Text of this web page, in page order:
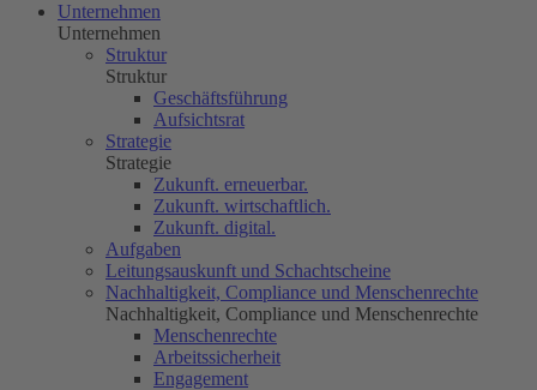
Unternehmen
Unternehmen
Struktur
Struktur
Geschäftsführung
Aufsichtsrat
Strategie
Strategie
Zukunft. erneuerbar.
Zukunft. wirtschaftlich.
Zukunft. digital.
Aufgaben
Leitungsauskunft und Schachtscheine
Nachhaltigkeit, Compliance und Menschenrechte
Nachhaltigkeit, Compliance und Menschenrechte
Menschenrechte
Arbeitssicherheit
Engagement